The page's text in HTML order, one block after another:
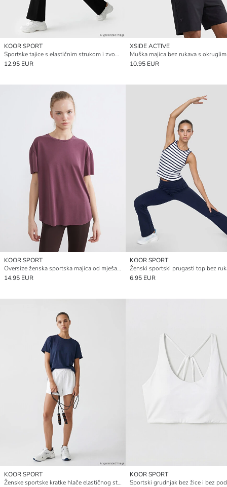
KOOR SPORT
Sportske tajice s elastičnim strukom i zvonolikim nogavicama za žene
12.95 EUR
XSIDE ACTIVE
10.95 EUR
KOOR SPORT
Oversize ženska sportska majica od mješavine modala
14.95 EUR
KOOR SPORT
6.95 EUR
KOOR SPORT
Ženske sportske kratke hlače elastičnog struka
KOOR SPORT